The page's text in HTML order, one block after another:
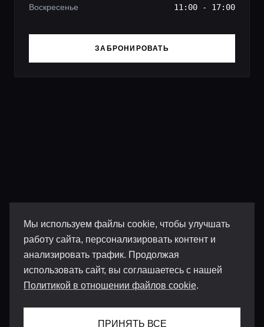
Мы используем файлы cookie, чтобы улучшать
работу сайта, персонализировать контент и
анализировать трафик. Продолжая
использовать сайт, вы соглашаетесь с нашей
Политикой в отношении файлов cookie.
ПРИНЯТЬ ВСЕ
Воскресенье 11:00 - 17:00
ЗАБРОНИРОВАТЬ